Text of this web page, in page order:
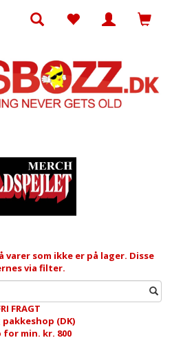
varer som ikke er på lager. Disse
via filter.
FRAGT
(DK)
for min. kr. 800